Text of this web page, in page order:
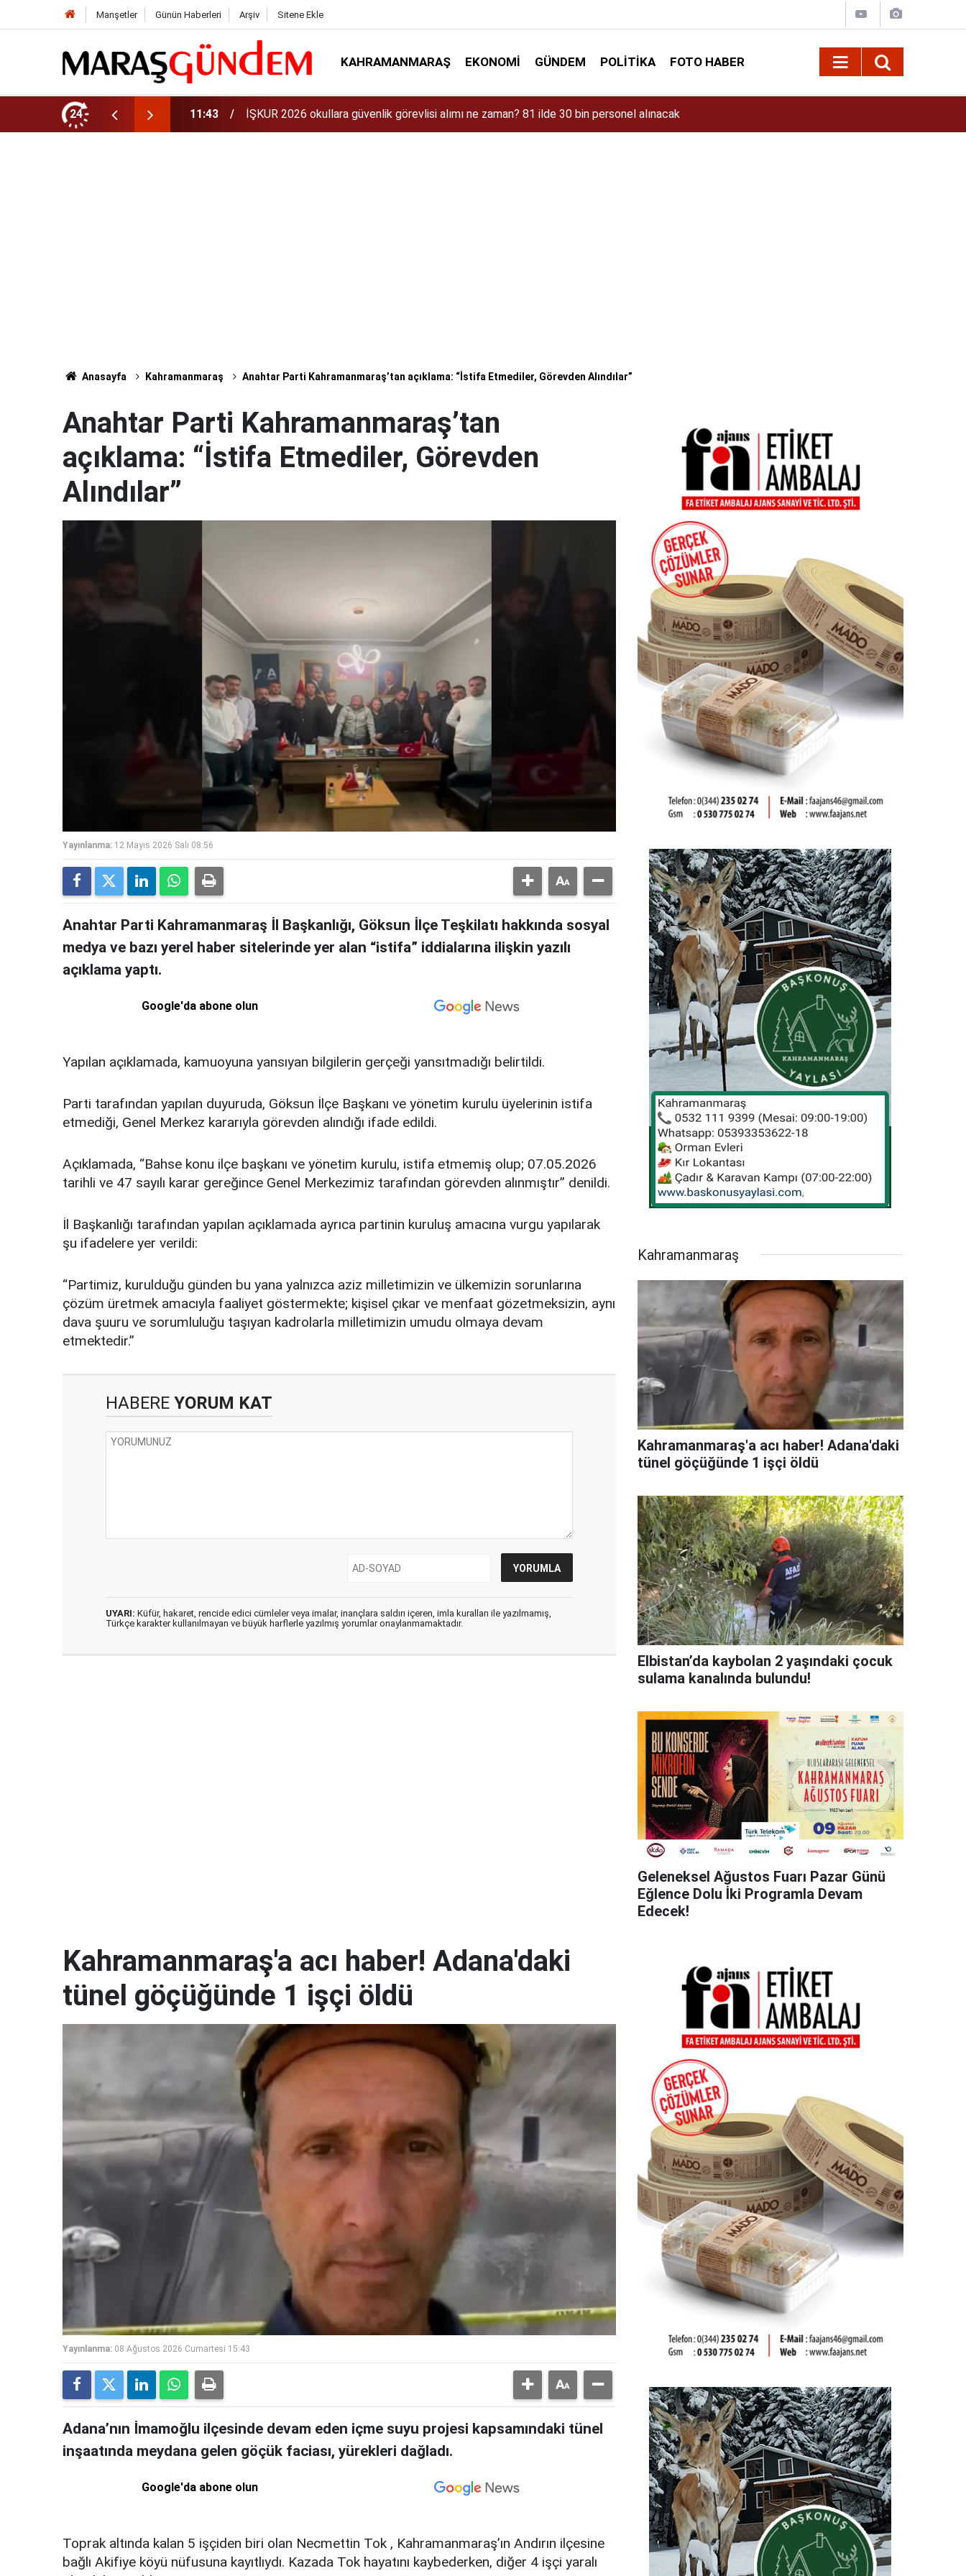
Manşetler Günün Haberleri Arşiv Sitene Ekle
KAHRAMANMARAŞ EKONOMI GÜNDEM POLITIKA FOTO HABER
24
81 ilde 30 bin personel alınacak 11:40 iPhone 18 Ne Zaman Çıkacak? iPhone 18 Pro Max Özellikleri ve Tahmini Fiyatı
Anasayfa Kahramanmaraş Anahtar Parti Kahramanmaraş’tan açıklama: “İstifa Etmediler, Görevden Alındılar”
Anahtar Parti Kahramanmaraş’tan
açıklama: “İstifa Etmediler, Görevden
Alındılar”
Yayınlanma: 12 Mayıs 2026 Salı 08:56
Anahtar Parti Kahramanmaraş İl Başkanlığı, Göksun İlçe Teşkilatı hakkında sosyal
medya ve bazı yerel haber sitelerinde yer alan “istifa” iddialarına ilişkin yazılı
açıklama yaptı.
Google'da abone olun
Yapılan açıklamada, kamuoyuna yansıyan bilgilerin gerçeği yansıtmadığı belirtildi.
Parti tarafından yapılan duyuruda, Göksun İlçe Başkanı ve yönetim kurulu üyelerinin istifa
etmediği, Genel Merkez kararıyla görevden alındığı ifade edildi.
Açıklamada, “Bahse konu ilçe başkanı ve yönetim kurulu, istifa etmemiş olup; 07.05.2026
tarihli ve 47 sayılı karar gereğince Genel Merkezimiz tarafından görevden alınmıştır” denildi.
İl Başkanlığı tarafından yapılan açıklamada ayrıca partinin kuruluş amacına vurgu yapılarak
şu ifadelere yer verildi:
“Partimiz, kurulduğu günden bu yana yalnızca aziz milletimizin ve ülkemizin sorunlarına
çözüm üretmek amacıyla faaliyet göstermekte; kişisel çıkar ve menfaat gözetmeksizin, aynı
dava şuuru ve sorumluluğu taşıyan kadrolarla milletimizin umudu olmaya devam
etmektedir.”
HABERE YORUM KAT
UYARI: Küfür, hakaret, rencide edici cümleler veya imalar, inançlara saldırı içeren, imla kuralları ile yazılmamış,
Türkçe karakter kullanılmayan ve büyük harflerle yazılmış yorumlar onaylanmamaktadır.
Kahramanmaraş
Kahramanmaraş'a acı haber! Adana'daki
tünel göçüğünde 1 işçi öldü
Elbistan’da kaybolan 2 yaşındaki çocuk
sulama kanalında bulundu!
Geleneksel Ağustos Fuarı Pazar Günü
Eğlence Dolu İki Programla Devam
Edecek!
Kahramanmaraş'a acı haber! Adana'daki
tünel göçüğünde 1 işçi öldü
Yayınlanma: 08 Ağustos 2026 Cumartesi 15:43
Adana’nın İmamoğlu ilçesinde devam eden içme suyu projesi kapsamındaki tünel
inşaatında meydana gelen göçük faciası, yürekleri dağladı.
Google'da abone olun
Toprak altında kalan 5 işçiden biri olan Necmettin Tok , Kahramanmaraş’ın Andırın ilçesine
bağlı Akifiye köyü nüfusuna kayıtlıydı. Kazada Tok hayatını kaybederken, diğer 4 işçi yaralı